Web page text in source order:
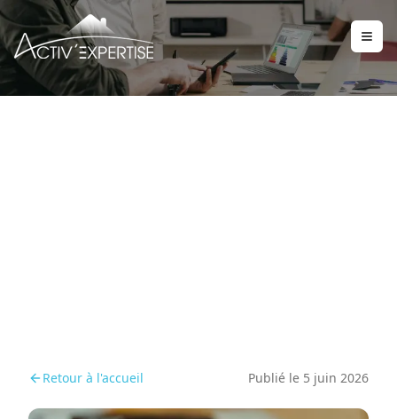
Retour à l'accueil Publié le 5 juin 2026